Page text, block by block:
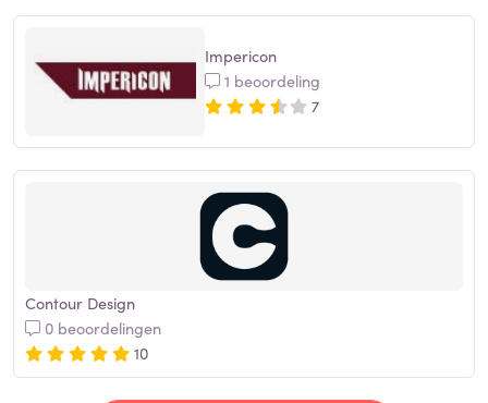
Impericon
1 beoordeling
7
Contour Design
0 beoordelingen
10